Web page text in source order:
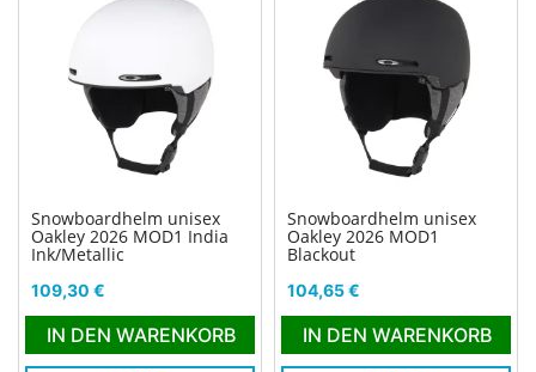
Snowboardhelm unisex
Oakley 2026 MOD1 India
Ink/Metallic
Preis
109,30 €
IN DEN WARENKORB
Snowboardhelm unisex
Oakley 2026 MOD1
Blackout
Preis
104,65 €
IN DEN WARENKORB